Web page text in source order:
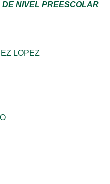
DE NIVEL PREESCOLAR
LOPEZ